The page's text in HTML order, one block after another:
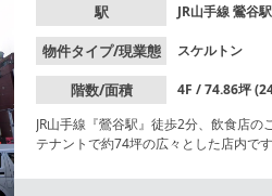
駅 JR山手線鶯谷駅
物件タイプ/現業態 スケルトン
階数/面積
4F / 74.86坪
JR山手線『鶯谷駅』徒歩2分、飲食店
テナントで約74坪の広々とした店内で